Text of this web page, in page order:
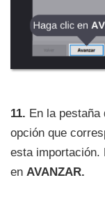
11. En la pestaña
opción que
esta importación.
en AVANZAR.